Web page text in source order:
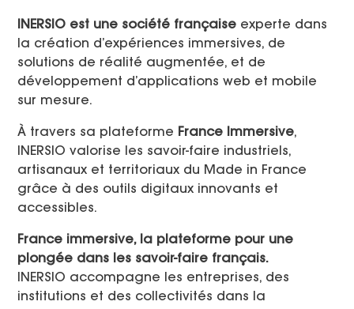
INERSIO est une société française experte dans
la création d’expériences immersives, de
solutions de réalité augmentée, et de
développement d’applications web et mobile
sur mesure.
À travers sa plateforme France Immersive,
INERSIO valorise les savoir-faire industriels,
artisanaux et territoriaux du Made in France
grâce à des outils digitaux innovants et
accessibles.
France immersive, la plateforme pour une
plongée dans les savoir-faire français.
INERSIO accompagne les entreprises, des
institutions et des collectivités dans la